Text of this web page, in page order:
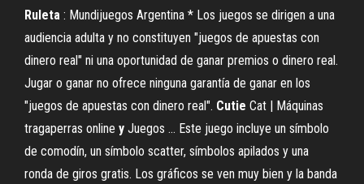
Ruleta : Mundijuegos Argentina * Los juegos se dirigen a una
audiencia adulta y no constituyen "juegos de apuestas con
dinero real" ni una oportunidad de ganar premios o dinero real.
Jugar o ganar no ofrece ninguna garantía de ganar en los
"juegos de apuestas con dinero real". Cutie Cat | Máquinas
tragaperras online y Juegos ... Este juego incluye un símbolo
de comodín, un símbolo scatter, símbolos apilados y una
ronda de giros gratis. Los gráficos se ven muy bien y la banda